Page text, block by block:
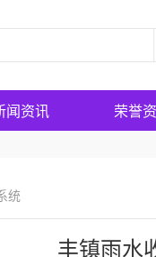
闻资讯 荣誉
统
丰镇雨水